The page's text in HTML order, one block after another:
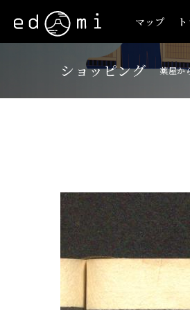
マップ
ショッピング 薬屋か
+
-
35/515